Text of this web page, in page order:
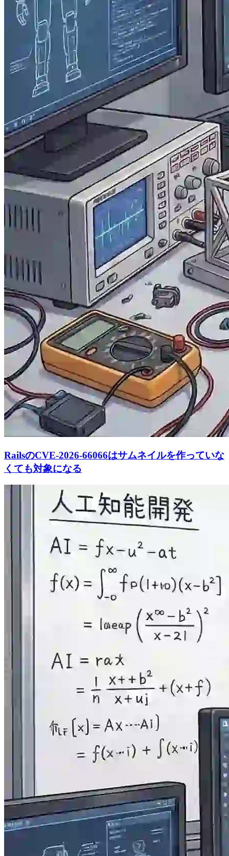
RailsのCVE-2026-66066はサムネイルを作っていな
くても対象になる